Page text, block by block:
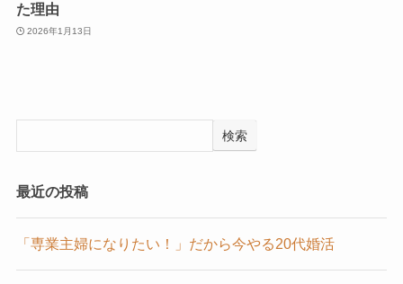
た理由
2026年1月13日
検索
最近の投稿
「専業主婦になりたい！」だから今やる20代婚活